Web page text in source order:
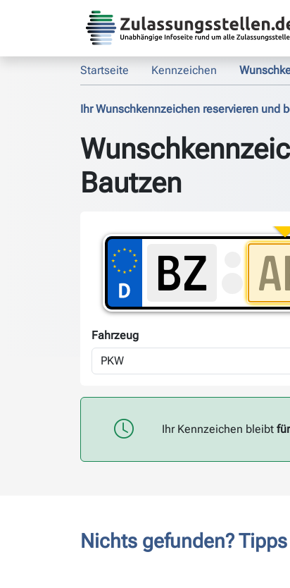
Startseite Kennzeichen
Ihr Wunschkennzeichen reservieren und
Bautzen
Fahrzeug
Ihr Kennzeichen bleibt
Nichts gefunden?